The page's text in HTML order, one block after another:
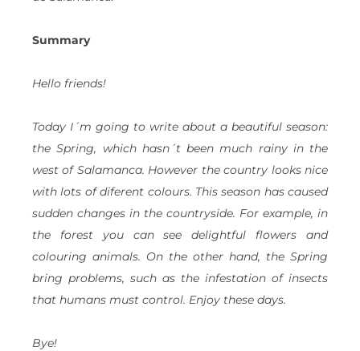
Summary
Hello friends!
Today I´m going to write about a beautiful season:
the Spring, which hasn´t been much rainy in the
west of Salamanca. However the country looks nice
with lots of diferent colours. This season has caused
sudden changes in the countryside. For example, in
the forest you can see delightful flowers and
colouring animals. On the other hand, the Spring
bring problems, such as the infestation of insects
that humans must control. Enjoy these days.
Bye!